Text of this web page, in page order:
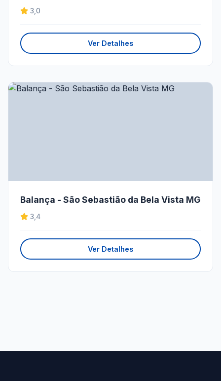
3,0
Ver Detalhes
Balança - São Sebastião da Bela Vista MG
3,4
Ver Detalhes